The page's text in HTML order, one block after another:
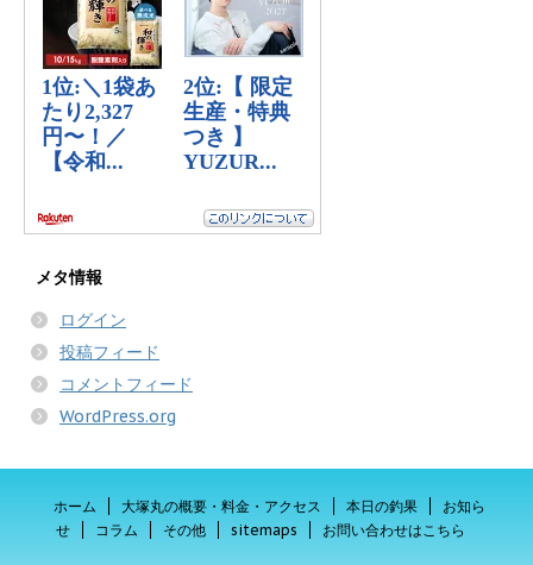
メタ情報
ログイン
投稿フィード
コメントフィード
WordPress.org
ホーム 大塚丸の概要・料金・アクセス 本日の釣果
お知ら
せ
コラム その他 sitemaps お問い合わせはこちら